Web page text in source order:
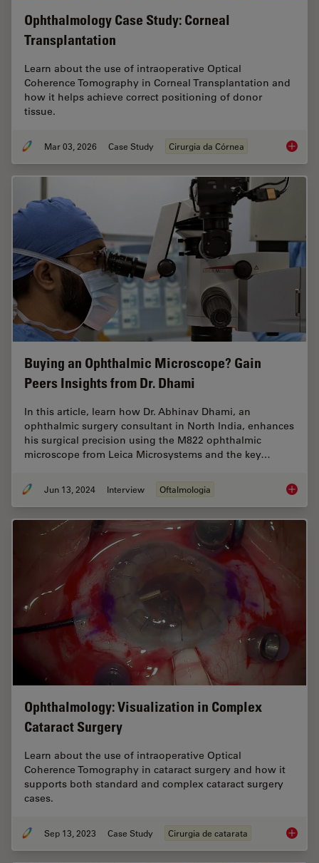
Ophthalmology Case Study: Corneal
Transplantation
Learn about the use of intraoperative Optical
Coherence Tomography in Corneal Transplantation and
how it helps achieve correct positioning of donor
tissue.
Mar 03, 2026 Case Study Cirurgia da Córnea
Buying an Ophthalmic Microscope? Gain
Peers Insights from Dr. Dhami
In this article, learn how Dr. Abhinav Dhami, an
ophthalmic surgery consultant in North India, enhances
his surgical precision using the M822 ophthalmic
microscope from Leica Microsystems and the key…
Jun 13, 2024 Interview Oftalmologia Buying
Ophthalmology: Visualization in Complex
Cataract Surgery
Learn about the use of intraoperative Optical
Coherence Tomography in cataract surgery and how it
supports both standard and complex cataract surgery
cases.
Sep 13, 2023 Case Study Cirurgia de catarata